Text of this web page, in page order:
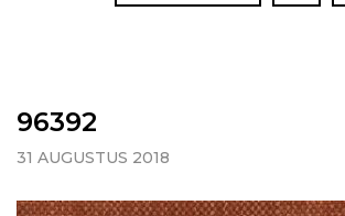
96392
31 AUGUSTUS 2018